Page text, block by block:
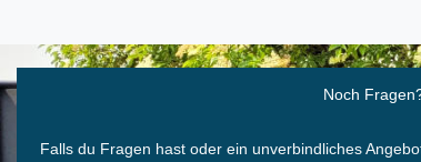
Noch
Falls du Fragen hast oder ein unverbindliches
Ceres::Template.mailFormHoneypotLabel